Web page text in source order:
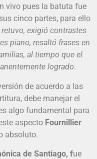
vivo pues la batuta fue
cinco partes, para ello
exigió contrastes
piano, resaltó frases en
al tiempo que el
logrado.
de acuerdo a las
debe manejar el
algo fundamental para
aspecto Fournillier
absoluto.
de Santiago, fue